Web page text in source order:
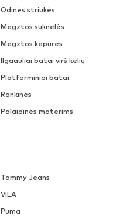
Odinės striukės
Megztos suknelės
Megztos kepurės
Ilgaauliai batai virš kelių
Platforminiai batai
Rankinės
Palaidinės moterims
Tommy Jeans
VILA
Puma